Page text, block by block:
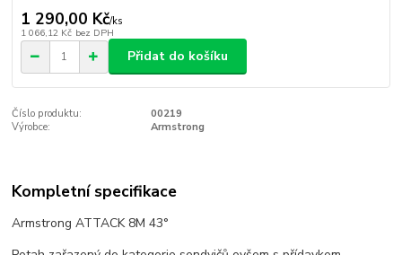
1 290,00 Kč/ks
1 066,12 Kč bez DPH
Přidat do košíku
Číslo produktu:
00219
Výrobce:
Armstrong
Kompletní specifikace
Armstrong ATTACK 8M 43°